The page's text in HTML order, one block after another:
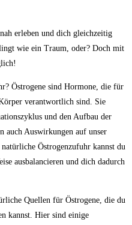
erleben ‌und ‌dich gleichzeitig
‍wie⁤ ein Traum, oder? ‌Doch mit
Östrogene sind Hormone, ‍die für
verantwortlich‌ sind. Sie
und den Aufbau der
auch Auswirkungen ‌auf unser
Östrogenzufuhr⁣ kannst‌ du
ausbalancieren und dich⁤ dadurch
Quellen für‌ Östrogene,⁤ die ​du⁣
‌kannst. Hier​ sind einige